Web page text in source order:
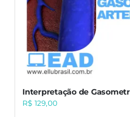
Interpretação de
R$ 129,00